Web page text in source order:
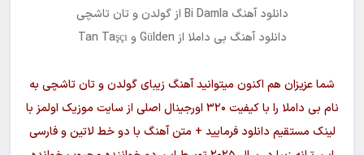
دانلود آهنگ Bi Damla ازگولدن و تان تاشچی
دانلود آهنگ بی داملا از Gülden و Tan Taşçı
شما عزیزان هم اکنون میتوانید آهنگ زیبایگولدن و تان تاشچی به
نام بی داملا
را با کیفیت ۳۲۰ اورجینال اصلی از سایت موزیک اولمز با
لینک مستقیم دانلود فرمایید + متن آهنگ با دو خط لاتین و فارسی